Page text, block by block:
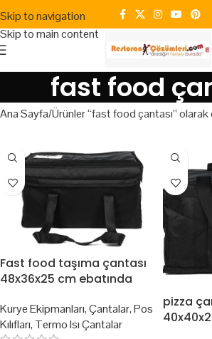
Skip to navigation
Skip to main content
fast food
Ana Sayfa Ürünler “fast food çantası”
Fast food taşıma çantası
48x36x25 cm ebatında
Kurye Ekipmanları,Çantalar,Pos
Kılıfları, Termo Isı Çantalar
pizza